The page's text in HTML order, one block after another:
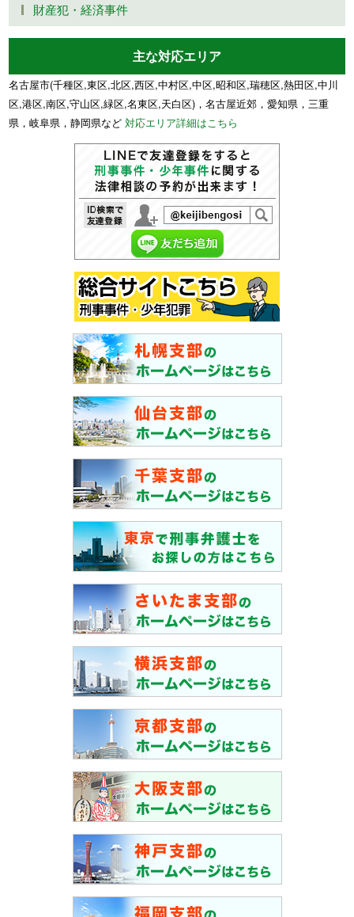
財産犯・経済事件
主な対応エリア
名古屋市(千種区,東区,北区,西区,中村区,中区,昭和区,瑞穂区,熱田区,中川
区,港区,南区,守山区,緑区,名東区,天白区)，名古屋近郊，愛知県，三重
県，岐阜県，静岡県など対応エリア詳細はこちら